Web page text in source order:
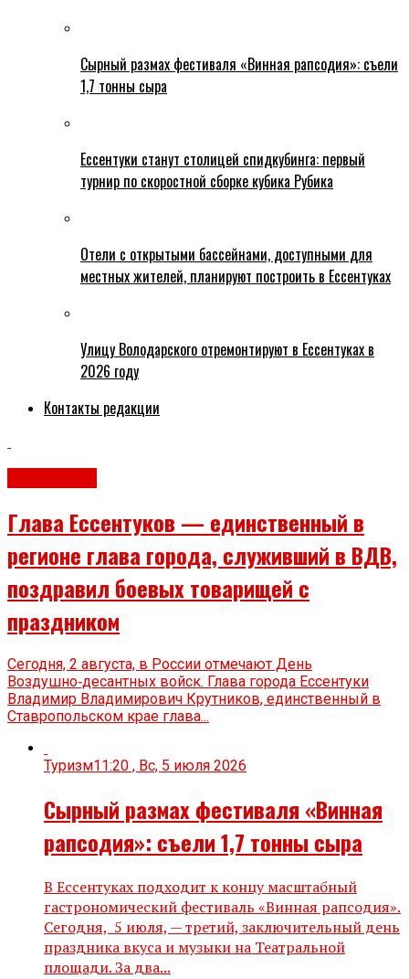
Сырный размах фестиваля «Винная рапсодия»: съели
1,7 тонны сыра
Ессентуки станут столицей спидкубинга: первый
турнир по скоростной сборке кубика Рубика
Отели с открытыми бассейнами, доступными для
местных жителей, планируют построить в Ессентуках
Улицу Володарского отремонтируют в Ессентуках в
2026 году
Контакты редакции
Глава Ессентуков — единственный в
регионе глава города, служивший в ВДВ,
поздравил боевых товарищей с
праздником
Сегодня, 2 августа, в России отмечают День
Воздушно‑десантных войск. Глава города Ессентуки
Владимир Владимирович Крутников, единственный в
Ставропольском крае глава...
Туризм11:20 , Вс, 5 июля 2026
Сырный размах фестиваля «Винная
рапсодия»: съели 1,7 тонны сыра
В Ессентуках подходит к концу масштабный
гастрономический фестиваль «Винная рапсодия».
Сегодня, 5 июля, — третий, заключительный день
праздника вкуса и музыки на Театральной
площади. За два...